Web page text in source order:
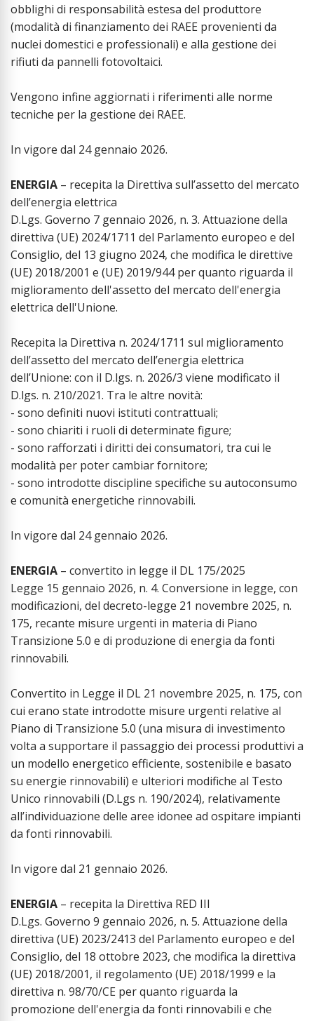
obblighi di responsabilità estesa del produttore
(modalità di finanziamento dei RAEE provenienti da
nuclei domestici e professionali) e alla gestione dei
rifiuti da pannelli fotovoltaici.
Vengono infine aggiornati i riferimenti alle norme
tecniche per la gestione dei RAEE.
In vigore dal 24 gennaio 2026.
ENERGIA – recepita la Direttiva sull’assetto del mercato
dell’energia elettrica
D.Lgs. Governo 7 gennaio 2026, n. 3. Attuazione della
direttiva (UE) 2024/1711 del Parlamento europeo e del
Consiglio, del 13 giugno 2024, che modifica le direttive
(UE) 2018/2001 e (UE) 2019/944 per quanto riguarda il
miglioramento dell'assetto del mercato dell'energia
elettrica dell'Unione.
Recepita la Direttiva n. 2024/1711 sul miglioramento
dell’assetto del mercato dell’energia elettrica
dell’Unione: con il D.lgs. n. 2026/3 viene modificato il
D.lgs. n. 210/2021. Tra le altre novità:
- sono definiti nuovi istituti contrattuali;
- sono chiariti i ruoli di determinate figure;
- sono rafforzati i diritti dei consumatori, tra cui le
modalità per poter cambiar fornitore;
- sono introdotte discipline specifiche su autoconsumo
e comunità energetiche rinnovabili.
In vigore dal 24 gennaio 2026.
ENERGIA – convertito in legge il DL 175/2025
Legge 15 gennaio 2026, n. 4. Conversione in legge, con
modificazioni, del decreto-legge 21 novembre 2025, n.
175, recante misure urgenti in materia di Piano
Transizione 5.0 e di produzione di energia da fonti
rinnovabili.
Convertito in Legge il DL 21 novembre 2025, n. 175, con
cui erano state introdotte misure urgenti relative al
Piano di Transizione 5.0 (una misura di investimento
volta a supportare il passaggio dei processi produttivi a
un modello energetico efficiente, sostenibile e basato
su energie rinnovabili) e ulteriori modifiche al Testo
Unico rinnovabili (D.Lgs n. 190/2024), relativamente
all’individuazione delle aree idonee ad ospitare impianti
da fonti rinnovabili.
In vigore dal 21 gennaio 2026.
ENERGIA – recepita la Direttiva RED III
D.Lgs. Governo 9 gennaio 2026, n. 5. Attuazione della
direttiva (UE) 2023/2413 del Parlamento europeo e del
Consiglio, del 18 ottobre 2023, che modifica la direttiva
(UE) 2018/2001, il regolamento (UE) 2018/1999 e la
direttiva n. 98/70/CE per quanto riguarda la
promozione dell'energia da fonti rinnovabili e che